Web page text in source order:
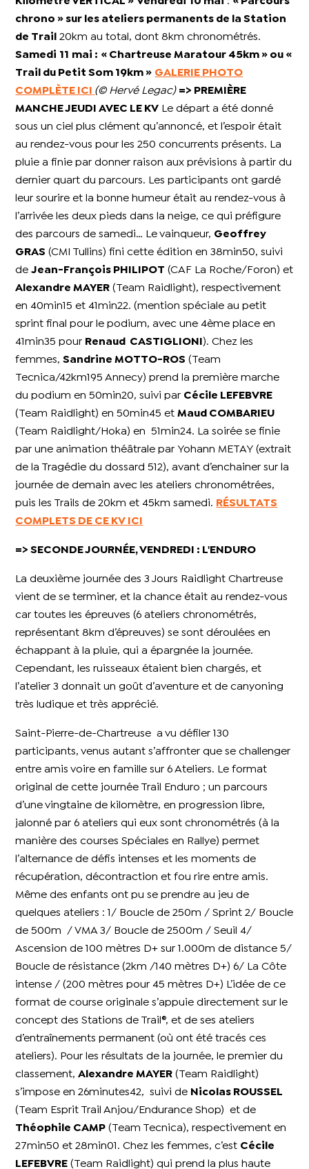
chrono » sur les ateliers permanents de la Station
de Trail
20km au total, dont 8km chronométrés.
Samedi 11 mai : « Chartreuse Maratour 45km » ou «
Trail du Petit Som 19km » GALERIE PHOTO
COMPLÈTE ICI
(© Hervé Legac) => PREMIÈRE
MANCHE JEUDI AVEC LE KV
Le départ a été donné
sous un ciel plus clément qu’annoncé, et l’espoir était
au rendez-vous pour les 250 concurrents présents. La
pluie a finie par donner raison aux prévisions à partir du
dernier quart du parcours. Les participants ont gardé
leur sourire et la bonne humeur était au rendez-vous à
l’arrivée les deux pieds dans la neige, ce qui préfigure
des parcours de samedi… Le vainqueur, Geoffrey
GRAS (CMI Tullins) fini cette édition en 38min50, suivi
deJean-François PHILIPOT (CAF La Roche/Foron) et
Alexandre MAYER (Team Raidlight), respectivement
en 40min15 et 41min22. (mention spéciale au petit
sprint final pour le podium, avec une 4ème place en
41min35 pour Renaud CASTIGLIONI
). Chez les
femmes,Sandrine MOTTO-ROS (Team
Tecnica/42km195 Annecy) prend la première marche
du podium en 50min20, suivi par Cécile LEFEBVRE
(Team Raidlight) en 50min45 etMaud COMBARIEU
(Team Raidlight/Hoka) en 51min24. La soirée se finie
par une animation théâtrale par Yohann METAY (extrait
de la Tragédie du dossard 512), avant d’enchainer sur la
journée de demain avec les ateliers chronométrées,
puis les Trails de 20km et 45km samedi.
RÉSULTATS
COMPLETS DE CE KV ICI
=> SECONDE JOURNÉE, VENDREDI : L'ENDURO
La deuxième journée des 3 Jours Raidlight Chartreuse
vient de se terminer, et la chance était au rendez-vous
car toutes les épreuves (6 ateliers chronométrés,
représentant 8km d’épreuves) se sont déroulées en
échappant à la pluie, qui a épargnée la journée.
Cependant, les ruisseaux étaient bien chargés, et
l’atelier 3 donnait un goût d’aventure et de canyoning
très ludique et très apprécié.
Saint-Pierre-de-Chartreuse a vu défiler 130
participants, venus autant s’affronter que se challenger
entre amis voire en famille sur 6 Ateliers. Le format
original de cette journée Trail Enduro ; un parcours
d’une vingtaine de kilomètre, en progression libre,
jalonné par 6 ateliers qui eux sont chronométrés (à la
manière des courses Spéciales en Rallye) permet
l’alternance de défis intenses et les moments de
récupération, décontraction et fou rire entre amis.
Même des enfants ont pu se prendre au jeu de
quelques ateliers : 1/ Boucle de 250m / Sprint 2/ Boucle
de 500m / VMA 3/ Boucle de 2500m / Seuil 4/
Ascension de 100 mètres D+ sur 1.000m de distance 5/
Boucle de résistance (2km /140 mètres D+) 6/ La Côte
intense / (200 mètres pour 45 mètres D+) L’idée de ce
format de course originale s’appuie directement sur le
concept des Stations de Trail®, et de ses ateliers
d’entraînements permanent (où ont été tracés ces
ateliers). Pour les résultats de la journée, le premier du
classement,Alexandre MAYER (Team Raidlight)
s’impose en 26minutes42, suivi de Nicolas ROUSSEL
(Team Esprit Trail Anjou/Endurance Shop) et de
Théophile CAMP (Team Tecnica), respectivement en
27min50 et 28min01. Chez les femmes, c’est Cécile
LEFEBVRE (Team Raidlight) qui prend la plus haute